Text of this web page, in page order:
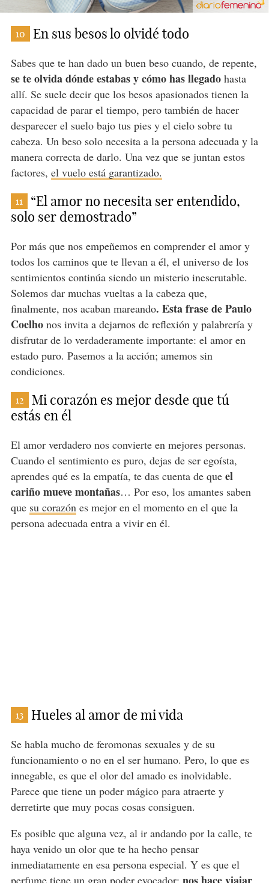
10 En sus besos lo olvidé todo
Sabes que te han dado un buen beso cuando, de repente,
se te olvida dónde estabas y cómo has llegadohasta
allí. Se suele decir que los besos apasionados tienen la
capacidad de parar el tiempo, pero también de hacer
desparecer el suelo bajo tus pies y el cielo sobre tu
cabeza. Un beso solo necesita a la persona adecuada y la
manera correcta de darlo. Una vez que se juntan estos
factores, el vuelo está garantizado.
11
“El amor no necesita ser entendido,
solo ser demostrado”
Por más que nos empeñemos en comprender el amor y
todos los caminos que te llevan a él, el universo de los
sentimientos continúa siendo un misterio inescrutable.
Solemos dar muchas vueltas a la cabeza que,
finalmente, nos acaban mareando. Esta frase de Paulo
Coelhonos invita a dejarnos de reflexión y palabrería y
disfrutar de lo verdaderamente importante: el amor en
estado puro. Pasemos a la acción; amemos sin
condiciones.
12
Mi corazón es mejor desde que tú
estás en él
El amor verdadero nos convierte en mejores personas.
Cuando el sentimiento es puro, dejas de ser egoísta,
aprendes qué es la empatía, te das cuenta de queel
cariño mueve montañas… Por eso, los amantes saben
que su corazónes mejor en el momento en el que la
persona adecuada entra a vivir en él.
13 Hueles al amor de mi vida
Se habla mucho de feromonas sexuales y de su
funcionamiento o no en el ser humano. Pero, lo que es
innegable, es que el olor del amado es inolvidable.
Parece que tiene un poder mágico para atraerte y
derretirte que muy pocas cosas consiguen.
Es posible que alguna vez, al ir andando por la calle, te
haya venido un olor que te ha hecho pensar
inmediatamente en esa persona especial. Y es que el